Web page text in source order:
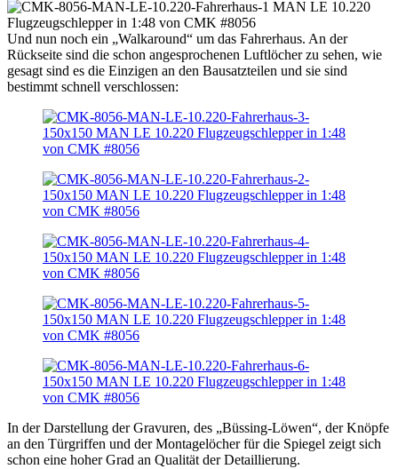
Und nun noch ein „Walkaround“ um das Fahrerhaus. An der
Rückseite sind die schon angesprochenen Luftlöcher zu sehen, wie
gesagt sind es die Einzigen an den Bausatzteilen und sie sind
bestimmt schnell verschlossen:
In der Darstellung der Gravuren, des „Büssing-Löwen“, der Knöpfe
an den Türgriffen und der Montagelöcher für die Spiegel zeigt sich
schon eine hoher Grad an Qualität der Detaillierung.